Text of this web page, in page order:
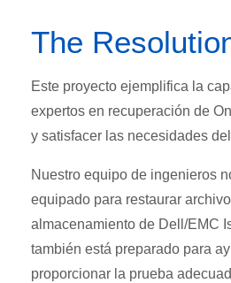
The
Este proyecto ejemplifica la
expertos en recuperación de
y satisfacer las necesidades
Nuestro equipo de ingenieros
equipado para restaurar
almacenamiento de Dell/EMC
también está preparado para
proporcionar la prueba